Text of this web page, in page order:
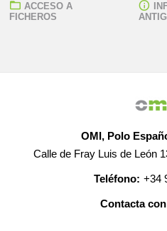
ACCESO A
FICHEROS
OMI, Polo
Calle de Fray Luis de León
Teléfono: +34
Contacta